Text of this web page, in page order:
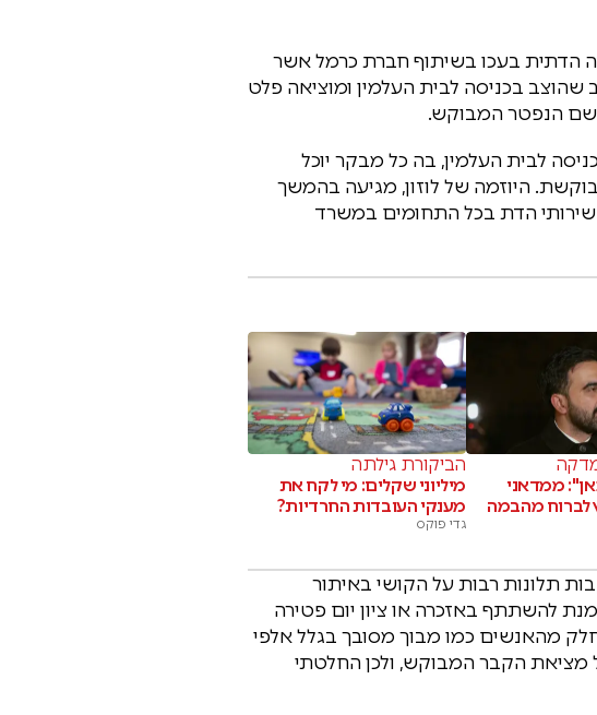
הדתית בעכו בשיתוף חברת כרמל אשר
בכניסה לבית העלמין ומוציאה פלט
הנפטר המבוקש.
לבית העלמין, בה כל מבקר יוכל
היוזמה של לוזון, מגיעה בהמשך
שירותי הדת בכל התחומים במשרד
ממדאני
לברוח מהבמה
הביקורת גילתה
מיליוני שקלים: מי לקח את
מענקי העובדות החרדיות?
גדי פוקס
תלונות רבות על הקושי באיתור
להשתתף באזכרה או ציון יום פטירה
מהאנשים כמו מבוך מסובך בגלל אלפי
מציאת הקבר המבוקש, ולכן החלטתי